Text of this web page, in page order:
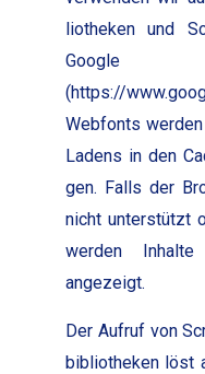
lio­theken und
(https://
Web­fonts
Ladens in den
gen. Falls der
nicht unter­stützt
wer­den
angezeigt.
Der Aufruf von
bib­lio­theken löst